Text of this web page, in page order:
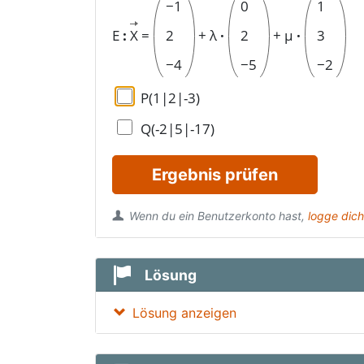
E : X =
−1
2
−4
+ λ ·
0
2
−5
+ μ ·
1
3
−2
P(1|2|-3)
Q(-2|5|-17)
Ergebnis prüfen
Wenn du ein Benutzerkonto hast, logge
Lösung
Lösung anzeigen